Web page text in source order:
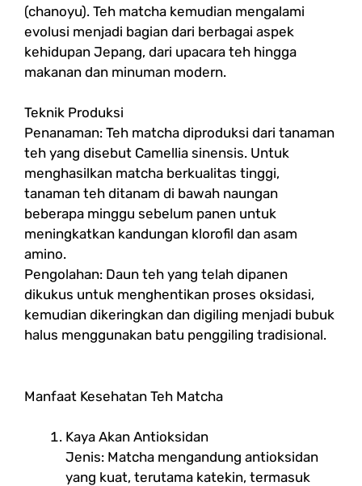
(chanoyu). Teh matcha kemudian mengalami
evolusi menjadi bagian dari berbagai aspek
kehidupan Jepang, dari upacara teh hingga
makanan dan minuman modern.
Teknik Produksi
Penanaman: Teh matcha diproduksi dari tanaman
teh yang disebut Camellia sinensis. Untuk
menghasilkan matcha berkualitas tinggi,
tanaman teh ditanam di bawah naungan
beberapa minggu sebelum panen untuk
meningkatkan kandungan klorofil dan asam
amino.
Pengolahan: Daun teh yang telah dipanen
dikukus untuk menghentikan proses oksidasi,
kemudian dikeringkan dan digiling menjadi bubuk
halus menggunakan batu penggiling tradisional.
Manfaat Kesehatan Teh Matcha
Kaya Akan Antioksidan
Jenis: Matcha mengandung antioksidan
yang kuat, terutama katekin, termasuk